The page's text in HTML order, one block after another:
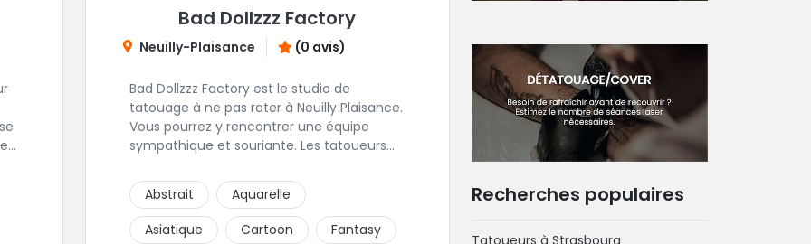
Bad Dollzzz Factory
Neuilly-Plaisance (0 avis)
Bad Dollzzz Factory est le studio de
tatouage à ne pas rater à Neuilly Plaisance.
Vous pourrez y rencontrer une équipe
sympathique et souriante. Les tatoueurs
projets : new school, semi-réaliste, manga-
pop culture et traits fins. Foncez !
Abstrait
Aquarelle
Asiatique
Cartoon
Fantasy
Recherches populaires